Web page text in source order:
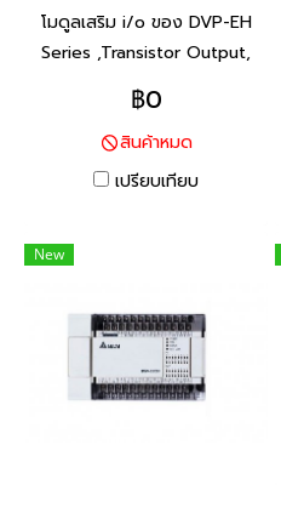
โมดูลเสริม i/o ของ DVP-EH
Series ,Transistor Output,
S/S input, 24Vdc power
supply Product P/N:
DVP16HP11T พีแอลซี แบรนด์
เดลต้า สินค้าแบรนด์ ไต้หวัน
฿0
สินค้าหมด
เปรียบเทียบ
New